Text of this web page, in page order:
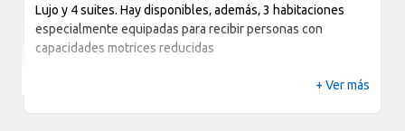
Lujo y 4 suites. Hay disponibles‚ además‚ 3 habitaciones
especialmente equipadas para recibir personas con
capacidades motrices reducidas
+ Ver más